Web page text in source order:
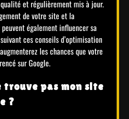
et régulièrement mis à jour.
de votre site et la
également influencer sa
ces conseils d’optimisation
les chances que votre
sur Google.
trouve pas mon site
?